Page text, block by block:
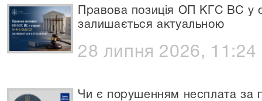
Правова позиція ОП КГС ВС у
залишається актуальною
28 липня 2026, 11:24
Чи є порушенням несплата за